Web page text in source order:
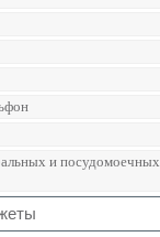
газа
и посудомоечных